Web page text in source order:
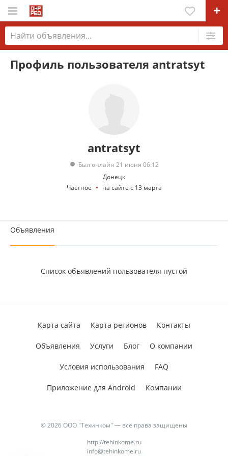
Профиль пользователя antratsyt
Объявления
Список объявлений пользователя пустой
antratsyt
Был онлайн 21 июня 06:12
Донецк
Частное
на сайте с 13 марта
© 2026 ООО "Техинком" — все права защищены
http://tehinkome.ru
info@tehinkome.ru
Карта сайта Карта регионов Контакты
Объявления Услуги Блог О компании
Условия использования FAQ
Приложение для Android Компании